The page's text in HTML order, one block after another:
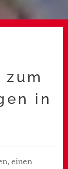
in
einen